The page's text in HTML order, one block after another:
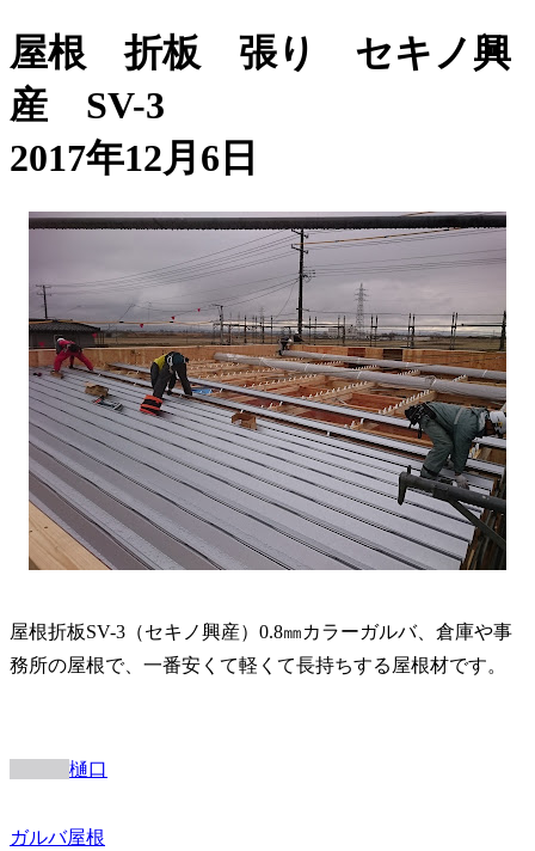
屋根 折板 張り セキノ興
産 SV-3
2017年12月6日
屋根折板SV-3（セキノ興産）0.8㎜カラーガルバ、倉庫や事
務所の屋根で、一番安くて軽くて長持ちする屋根材です。
樋口
ガルバ屋根